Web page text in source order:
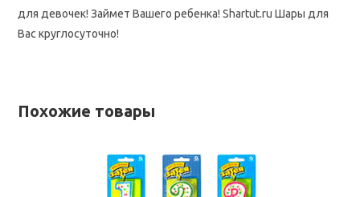
для девочек! Займет Вашего ребенка! Shartut.ru Шары для
Вас круглосуточно!
Похожие товары